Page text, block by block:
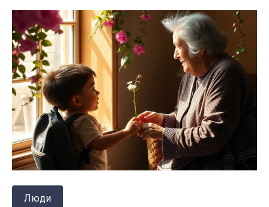
Люди